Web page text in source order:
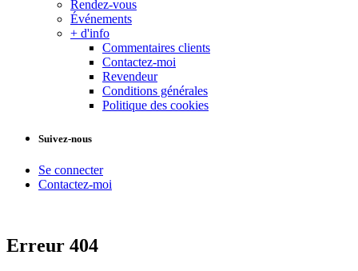
Rendez-vous
Événements
+ d'info
Commentaires clients
Contactez-moi
Revendeur
Conditions générales
Politique des cookies
Suivez-nous
Se connecter
Contactez-moi
Erreur 404